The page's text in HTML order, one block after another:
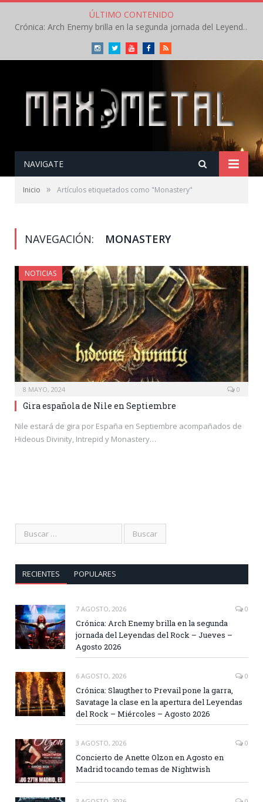
ÚLTIMO CONTENIDO
Crónica: Arch Enemy brilla en la segunda jornada del Leyendas del Rock – Jueves – Agosto 2026
InstagramTwitterYoutubeFacebookRSS
NAVIGATE
Inicio » Artículos etiquetados como "Monastery"
NAVEGACIÓN: MONASTERY
NOTICIAS
8 MAYO, 2024 0
Gira española de Nile en Septiembre
Nile estará de gira por España en Septiembre acompañados de
Hideous Divinity, Intrepid y Monastery…
RECIENTES POPULARES
7 AGOSTO, 2026 0
Crónica: Arch Enemy brilla en la segunda
jornada del Leyendas del Rock – Jueves –
Agosto 2026
6 AGOSTO, 2026 0
Crónica: Slaugther to Prevail pone la garra,
Savatage la clase en la apertura del Leyendas
del Rock – Miércoles – Agosto 2026
3 AGOSTO, 2026 0
Concierto de Anette Olzon en Agosto en
Madrid tocando temas de Nightwish